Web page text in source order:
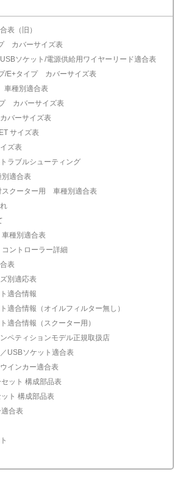
表（旧）
カバーサイズ表
ソケット/電源供給用ワイヤーリード適合表
/E+タイプ カバーサイズ表
車種別適合表
カバーサイズ表
バーサイズ表
サイズ表
ズ表
ラブルシューティング
別適合表
スクーター用 車種別適合表
種別適合表
ントローラー詳細
表
別適応表
適合情報
適合情報（オイルフィルター無し）
適合情報（スクーター用）
ペティションモデル正規取扱店
USBソケット適合表
インカー適合表
ット 構成部品表
ト 構成部品表
合表